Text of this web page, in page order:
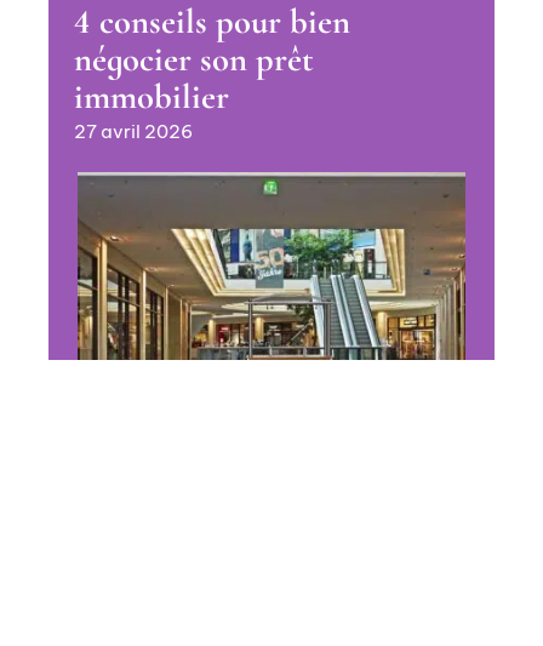
4 conseils pour bien
négocier son prêt
immobilier
27 avril 2026